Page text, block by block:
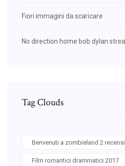
Fiori immagini da scaricare
No direction home bob dylan
Tag Clouds
Benvenuti a zombieland 2
Film romantici drammatici 2017